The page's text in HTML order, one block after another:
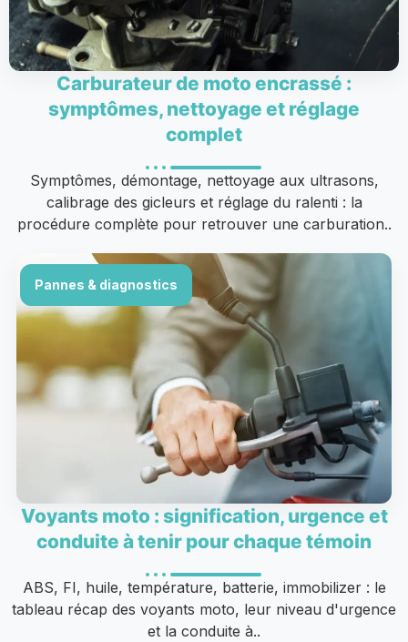
Carburateur de moto encrassé :
symptômes, nettoyage et réglage
complet
Symptômes, démontage, nettoyage aux ultrasons,
calibrage des gicleurs et réglage du ralenti : la
procédure complète pour retrouver une carburation..
Pannes & diagnostics
Voyants moto : signification, urgence et
conduite à tenir pour chaque témoin
ABS, FI, huile, température, batterie, immobilizer : le
tableau récap des voyants moto, leur niveau d'urgence
et la conduite à..